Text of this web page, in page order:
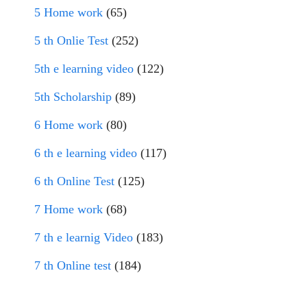
5 Home work (65)
5 th Onlie Test (252)
5th e learning video (122)
5th Scholarship (89)
6 Home work (80)
6 th e learning video (117)
6 th Online Test (125)
7 Home work (68)
7 th e learnig Video (183)
7 th Online test (184)